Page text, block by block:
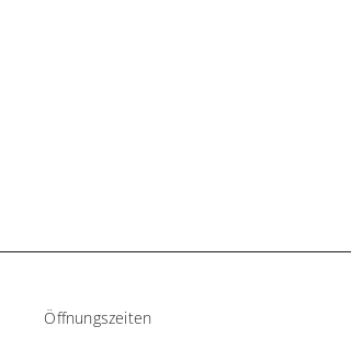
Öffnungszeiten